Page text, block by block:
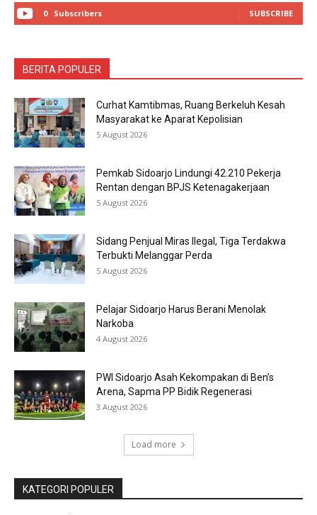
0 Subscribers SUBSCRIBE
BERITA POPULER
Curhat Kamtibmas, Ruang Berkeluh Kesah
Masyarakat ke Aparat Kepolisian
5 August 2026
Pemkab Sidoarjo Lindungi 42.210 Pekerja
Rentan dengan BPJS Ketenagakerjaan
5 August 2026
Sidang Penjual Miras Ilegal, Tiga Terdakwa
Terbukti Melanggar Perda
5 August 2026
Pelajar Sidoarjo Harus Berani Menolak
Narkoba
4 August 2026
PWI Sidoarjo Asah Kekompakan di Ben’s
Arena, Sapma PP Bidik Regenerasi
3 August 2026
Load more
KATEGORI POPULER